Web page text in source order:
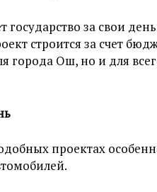
государство за свои
строится за счет
города Ош, но и для
проектах